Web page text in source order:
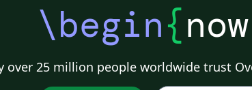
\begin{now
over 25 million people worldwide trust